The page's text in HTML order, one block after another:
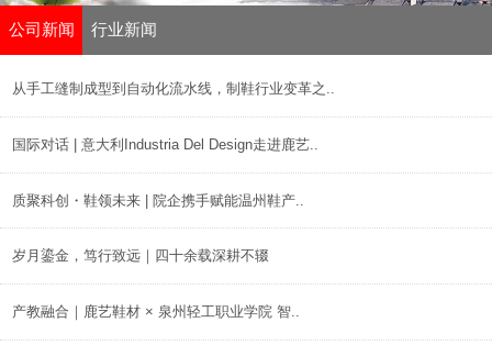
公司新闻 行业新闻
从手工缝制成型到自动化流水线，制鞋行业变革之..
国际对话 | 意大利Industria Del Design走进鹿艺..
质聚科创・鞋领未来 | 院企携手赋能温州鞋产..
岁月鎏金，笃行致远｜四十余载深耕不辍
产教融合｜鹿艺鞋材 × 泉州轻工职业学院 智..